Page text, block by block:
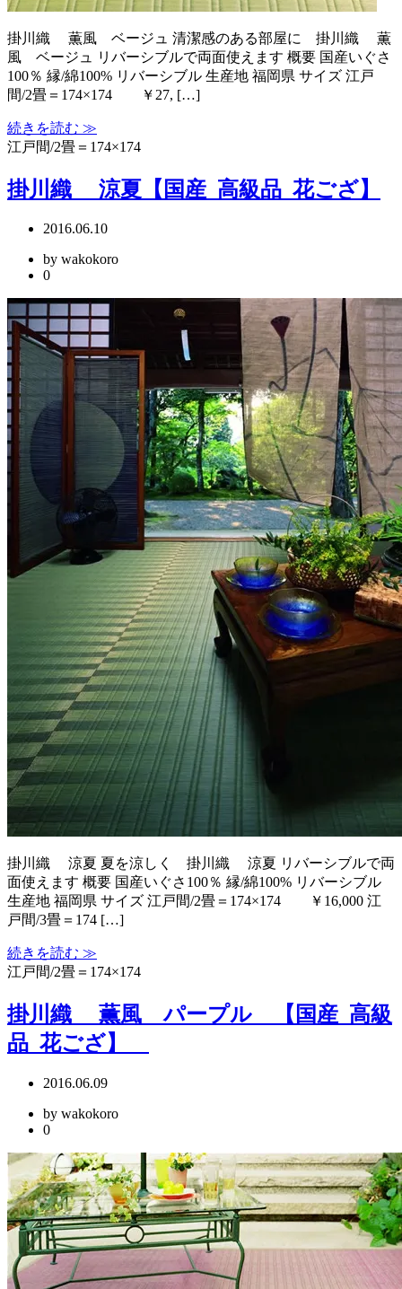
掛川織 薫風 ベージュ 清潔感のある部屋に 掛川織 薫
風 ベージュ リバーシブルで両面使えます 概要 国産いぐさ
100％ 縁/綿100% リバーシブル 生産地 福岡県 サイズ 江戸
間/2畳＝174×174 ￥27, […]
続きを読む ≫
江戸間/2畳＝174×174
掛川織 涼夏【国産_高級品_花ござ】
2016.06.10
by wakokoro
0
掛川織 涼夏 夏を涼しく 掛川織 涼夏 リバーシブルで両
面使えます 概要 国産いぐさ100％ 縁/綿100% リバーシブル
生産地 福岡県 サイズ 江戸間/2畳＝174×174 ￥16,000 江
戸間/3畳＝174 […]
続きを読む ≫
江戸間/2畳＝174×174
掛川織 薫風 パープル 【国産_高級
品_花ござ】
2016.06.09
by wakokoro
0